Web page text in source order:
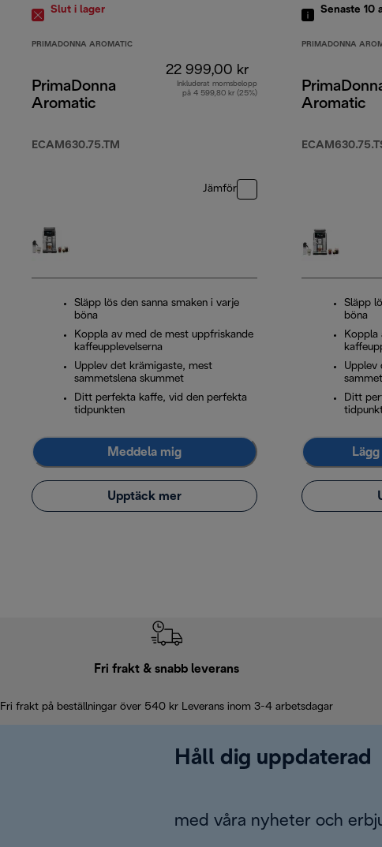
Slut i lager
PRIMADONNA AROMATIC
PrimaDonna
Aromatic
ECAM630.75.TM
22 999,00 kr
Inkluderat momsbelopp
på 4 599,80 kr (25%)
Jämför
Släpp lös den sanna smaken i varje
böna
Koppla av med de mest uppfriskande
kaffeupplevelserna
Upplev det krämigaste, mest
sammetslena skummet
Ditt perfekta kaffe, vid den perfekta
tidpunkten
Meddela mig
Upptäck mer
Senaste 10
PRIMADONNA
Aromatic
Släpp
böna
Koppla
Upplev
Ditt
Fri frakt & snabb leverans
Fri frakt på beställningar över 540 kr Leverans inom 3-4 arbetsdagar
Håll dig uppdaterad
med våra nyheter och